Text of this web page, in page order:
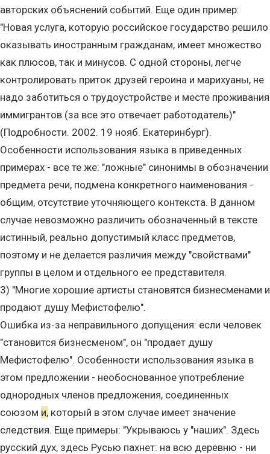
авторских объяснений событий. Еще один пример:
"Новая услуга, которую российское государство решило
оказывать иностранным гражданам, имеет множество
как плюсов, так и минусов. С одной стороны, легче
контролировать приток друзей героина и марихуаны, не
надо заботиться о трудоустройстве и месте проживания
иммигрантов (за все это отвечает работодатель)"
(Подробности. 2002. 19 нояб. Екатеринбург).
Особенности использования языка в приведенных
примерах - все те же: "ложные" синонимы в обозначении
предмета речи, подмена конкретного наименования -
общим, отсутствие уточняющего контекста. В данном
случае невозможно различить обозначенный в тексте
истинный, реально допустимый класс предметов,
поэтому и не делается различия между "свойствами"
группы в целом и отдельного ее представителя.
3) "Многие хорошие артисты становятся бизнесменами и
продают душу Мефистофелю".
Ошибка из-за неправильного допущения: если человек
"становится бизнесменом", он "продает душу
Мефистофелю". Особенности использования языка в
этом предложении - необоснованное употребление
однородных членов предложения, соединенных
союзом и, который в этом случае имеет значение
следствия. Еще примеры: "Укрываюсь у "наших". Здесь
русский дух, здесь Русью пахнет: на всю деревню - ни